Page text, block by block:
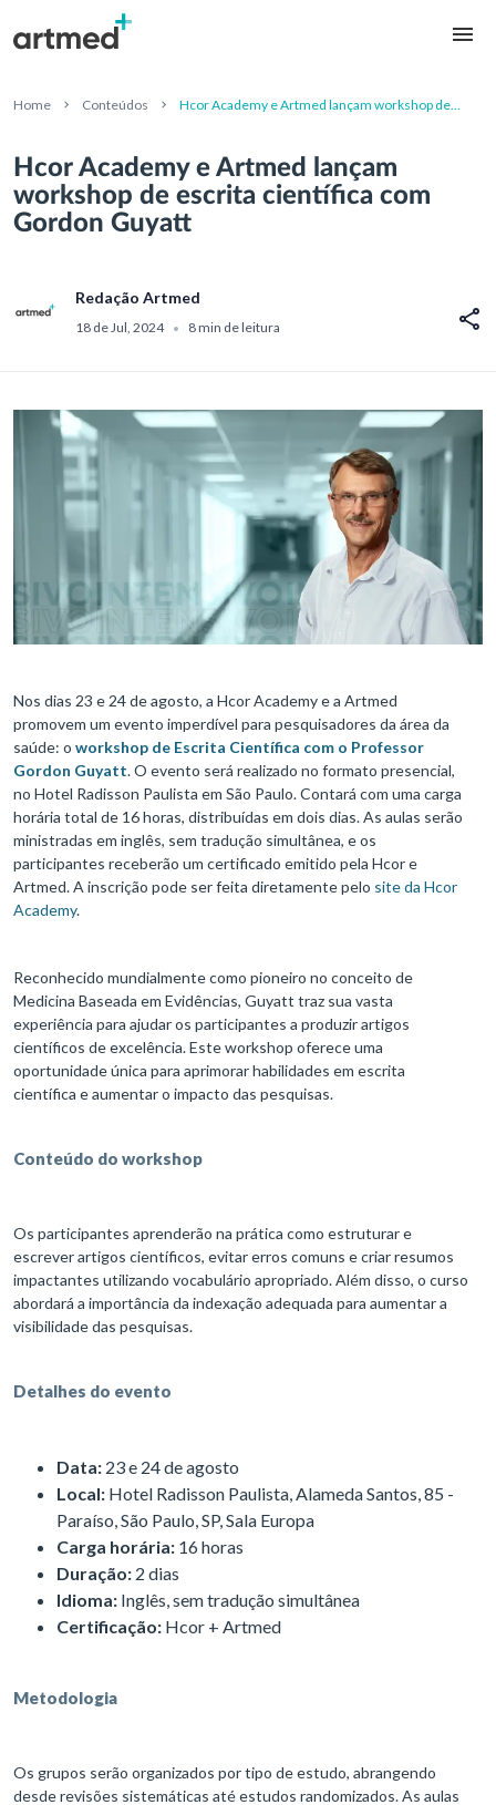
Home Conteúdos
Hcor Academy e Artmed lançam workshop de
Hcor Academy e Artmed lançam
workshop de escrita científica com
Gordon Guyatt
Redação Artmed
18 de Jul, 2024 • 8 min de leitura
Nos dias 23 e 24 de agosto, a Hcor Academy e a Artmed
promovem um evento imperdível para pesquisadores da área da
saúde: o workshop de Escrita Científica com o Professor
Gordon Guyatt. O evento será realizado no formato presencial,
no Hotel Radisson Paulista em São Paulo. Contará com uma carga
horária total de 16 horas, distribuídas em dois dias. As aulas serão
ministradas em inglês, sem tradução simultânea, e os
participantes receberão um certificado emitido pela Hcor e
Artmed. A inscrição pode ser feita diretamente pelo site da Hcor
Academy.
Reconhecido mundialmente como pioneiro no conceito de
Medicina Baseada em Evidências, Guyatt traz sua vasta
experiência para ajudar os participantes a produzir artigos
científicos de excelência. Este workshop oferece uma
oportunidade única para aprimorar habilidades em escrita
científica e aumentar o impacto das pesquisas.
Conteúdo do workshop
Os participantes aprenderão na prática como estruturar e
escrever artigos científicos, evitar erros comuns e criar resumos
impactantes utilizando vocabulário apropriado. Além disso, o curso
abordará a importância da indexação adequada para aumentar a
visibilidade das pesquisas.
Detalhes do evento
Data: 23 e 24 de agosto
Local: Hotel Radisson Paulista, Alameda Santos, 85 -
Paraíso, São Paulo, SP, Sala Europa
Carga horária: 16 horas
Duração: 2 dias
Idioma: Inglês, sem tradução simultânea
Certificação: Hcor + Artmed
Metodologia
Os grupos serão organizados por tipo de estudo, abrangendo
desde revisões sistemáticas até estudos randomizados. As aulas